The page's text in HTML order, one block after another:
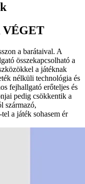
VÉGET
a barátaival. A
összekapcsolható a
a játéknak
nélküli technológia és
fejhallgató erőteljes és
pedig csökkentik a
származó,
a játék sohasem ér